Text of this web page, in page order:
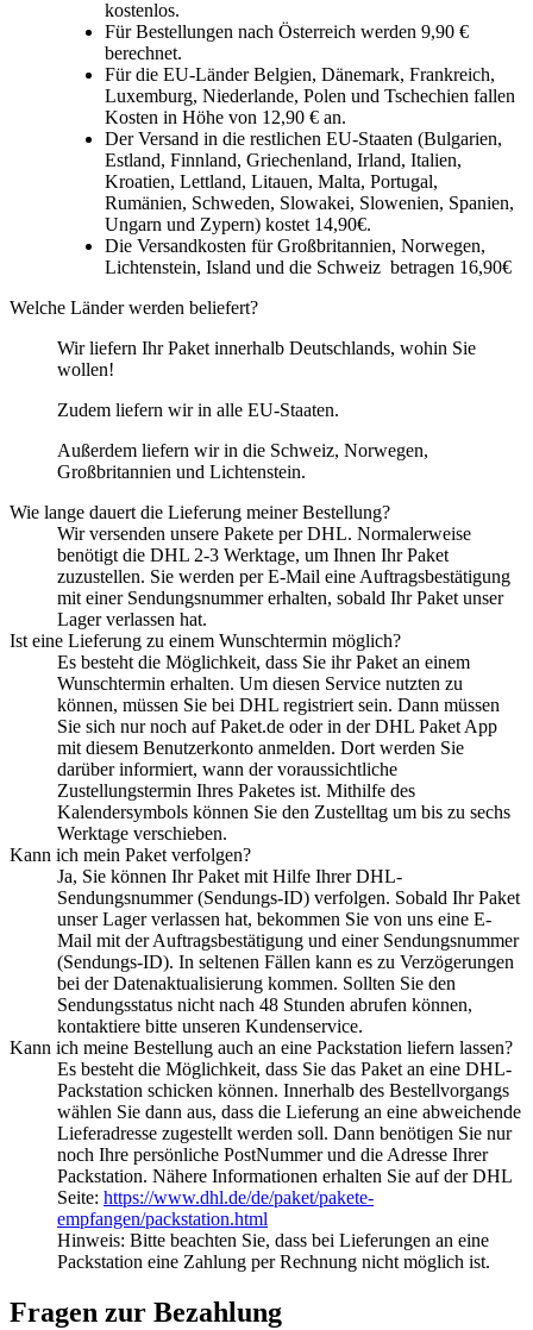
kostenlos.
Für Bestellungen nach Österreich werden 9,90 €
berechnet.
Für die EU-Länder Belgien, Dänemark, Frankreich,
Luxemburg, Niederlande, Polen und Tschechien fallen
Kosten in Höhe von 12,90 € an.
Der Versand in die restlichen EU-Staaten (Bulgarien,
Estland, Finnland, Griechenland, Irland, Italien,
Kroatien, Lettland, Litauen, Malta, Portugal,
Rumänien, Schweden, Slowakei, Slowenien, Spanien,
Ungarn und Zypern) kostet 14,90€.
Die Versandkosten für Großbritannien, Norwegen,
Lichtenstein, Island und die Schweiz betragen 16,90€
Welche Länder werden beliefert?
Wir liefern Ihr Paket innerhalb Deutschlands, wohin Sie
wollen!
Zudem liefern wir in alle EU-Staaten.
Außerdem liefern wir in die Schweiz, Norwegen,
Großbritannien und Lichtenstein.
Wie lange dauert die Lieferung meiner Bestellung?
Wir versenden unsere Pakete per DHL. Normalerweise
benötigt die DHL 2-3 Werktage, um Ihnen Ihr Paket
zuzustellen. Sie werden per E-Mail eine Auftragsbestätigung
mit einer Sendungsnummer erhalten, sobald Ihr Paket unser
Lager verlassen hat.
Ist eine Lieferung zu einem Wunschtermin möglich?
Es besteht die Möglichkeit, dass Sie ihr Paket an einem
Wunschtermin erhalten. Um diesen Service nutzten zu
können, müssen Sie bei DHL registriert sein. Dann müssen
Sie sich nur noch auf Paket.de oder in der DHL Paket App
mit diesem Benutzerkonto anmelden. Dort werden Sie
darüber informiert, wann der voraussichtliche
Zustellungstermin Ihres Paketes ist. Mithilfe des
Kalendersymbols können Sie den Zustelltag um bis zu sechs
Werktage verschieben.
Kann ich mein Paket verfolgen?
Ja, Sie können Ihr Paket mit Hilfe Ihrer DHL-
Sendungsnummer (Sendungs-ID) verfolgen. Sobald Ihr Paket
unser Lager verlassen hat, bekommen Sie von uns eine E-
Mail mit der Auftragsbestätigung und einer Sendungsnummer
(Sendungs-ID). In seltenen Fällen kann es zu Verzögerungen
bei der Datenaktualisierung kommen. Sollten Sie den
Sendungsstatus nicht nach 48 Stunden abrufen können,
kontaktiere bitte unseren Kundenservice.
Kann ich meine Bestellung auch an eine Packstation liefern lassen?
Es besteht die Möglichkeit, dass Sie das Paket an eine DHL-
Packstation schicken können. Innerhalb des Bestellvorgangs
wählen Sie dann aus, dass die Lieferung an eine abweichende
Lieferadresse zugestellt werden soll. Dann benötigen Sie nur
noch Ihre persönliche PostNummer und die Adresse Ihrer
Packstation. Nähere Informationen erhalten Sie auf der DHL
Seite: https://www.dhl.de/de/paket/pakete-
empfangen/packstation.html
Hinweis: Bitte beachten Sie, dass bei Lieferungen an eine
Packstation eine Zahlung per Rechnung nicht möglich ist.
Fragen zur Bezahlung